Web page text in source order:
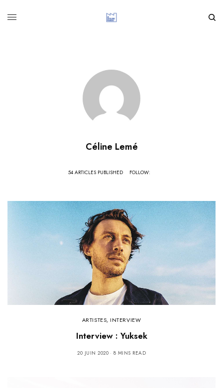
Céline Lemé
54 ARTICLES PUBLISHED FOLLOW:
ARTISTES, INTERVIEW
Interview : Yuksek
20 JUIN 2020 8 MINS READ